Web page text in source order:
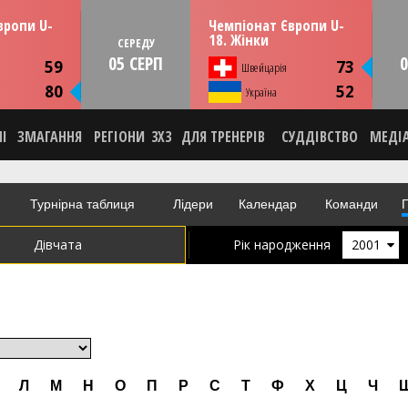
U-
59
80
13:30
СЕРЕДУ
05 СЕРП
Чемпіонат Європи U-
18. Жінки
Швейцарія 73
Україна 52
СЕРЕДУ 05 серпня 13:30
Тулча, Румунія
НОВИНА
ВІДЕО
ЗМАГАННЯ РЕГІОНИ 3X3 ДЛЯ ТРЕНЕРІВ СУДДІВСТВО
Турнірна таблиця Лідери Календар Команди
Дівчата Рік народження 2001
Л М Н О П Р С Т Ф Х Ц Ч